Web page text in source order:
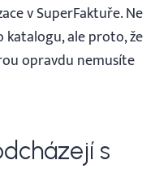
v SuperFaktuře. Ne
katalogu, ale proto, že
opravdu nemusíte
s